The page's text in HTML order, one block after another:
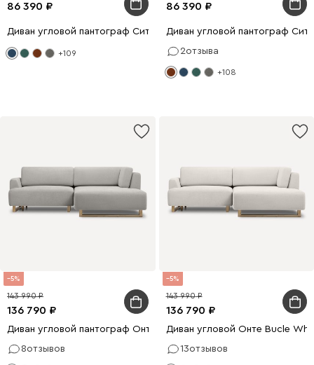
86 390
Диван угловой пантограф Ситено Barhat Blue
+109
86 390
Диван угловой пантограф
2отзыва
+108
5
136 790
143 990
Диван угловой пантограф Онте Bucle Beige
8отзывов
5
136 790
143 990
Диван угловой Онте Bucle
13отзывов